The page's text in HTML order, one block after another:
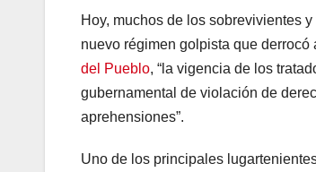
Hoy, muchos de los sobrevivientes
nuevo régimen golpista que
del Pueblo, “la vigencia de los
gubernamental de violación de
aprehensiones”.
Uno de los principales